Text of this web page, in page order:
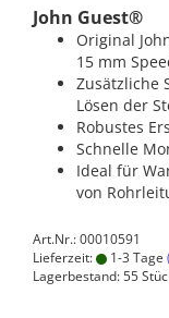
John Guest®
Original
15 mm
Zusätzliche
Lösen der
Robustes
Schnelle
Ideal für
von
Art.Nr.: 00010591
Lieferzeit:
1-3 Tage
Lagerbestand: 55